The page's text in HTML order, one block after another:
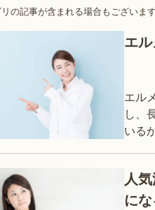
の記事が含まれる場合もございます
エ
エル
し、
いる
人
に